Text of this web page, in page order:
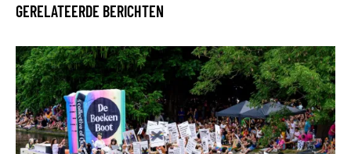
GERELATEERDE BERICHTEN